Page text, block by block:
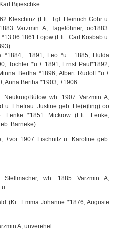
Bijieschke
Kleschinz (Elt.: Tgl. Heinrich Gohr u.
Varzmin A, Tagelöhner, oo1883:
Lojow (Elt.: Carl Kosbab u.
*1884, +1891; Leo *u.+ 1885; Hulda
Tochter *u.+ 1891; Ernst Paul*1892,
Bertha *1896; Albert Rudolf *u.+
Anna Bertha *1903, +1906
Neukrug/Bütow wh. 1907 Varzmin A,
u. Ehefrau Justine geb. He(e)ling) oo
Lenke *1851 Mickrow (Elt.: Lenke,
Barneke)
+vor 1907 Lischnitz u. Karoline geb.
wh. 1885 Varzmin A,
u.
(Ki.: Emma Johanne *1876; Auguste
A, unverehel.